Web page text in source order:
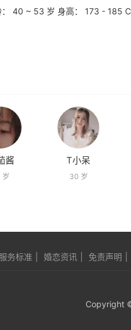
： 40 ~ 53 岁 身高： 173 - 185
酱
岁
T小呆
30 岁
务标准 婚恋资讯 免责声明
Copyright